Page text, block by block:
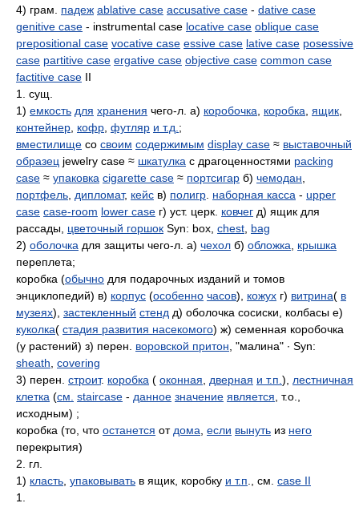
4) грам. падеж ablative case accusative case - dative case
genitive case - instrumental case locative case oblique case
prepositional case vocative case essive case lative case posessive
case partitive case ergative case objective case common case
factitive case II
1. сущ.
1) емкость для хранения чего-л. а) коробочка коробка ящик
контейнер кофр футляр и т.д. ;
вместилище со своим содержимым display case ≈ выставочный
образец jewelry case ≈ шкатулка с драгоценностями packing
case ≈ упаковка cigarette case ≈ портсигар б) чемодан
портфель дипломат, кейс в) полигр наборная касса - upper
case case-room lower case г) уст. церк. ковчег д) ящик для
рассады, цветочный горшок Syn: box, chest bag
2) оболочка для защиты чего-л. а) чехол б) обложка
крышка
переплета;
коробка (обычно для подарочных изданий и томов
энциклопедий) в) корпус (особенно часов), кожух г) витрина( в
музеях), застекленный стенд д) оболочка сосиски, колбасы е)
куколка( стадия развития насекомого) ж) семенная коробочка
(у растений) з) перен. воровской притон , "малина" ∙ Syn:
sheath covering
3) перен. строит. коробка ( оконная дверная и т.п. ), лестничная
клетка (см. staircase - данное значение является , т.о.,
исходным) ;
коробка (то, что останется от дома если вынуть из него
перекрытия)
2. гл.
1) класть упаковывать в ящик, коробку и т.п ., см. case II
1.